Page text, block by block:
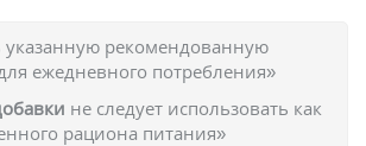
рекомендованную
ежедневного потребления»
не следует использовать как
рациона питания»